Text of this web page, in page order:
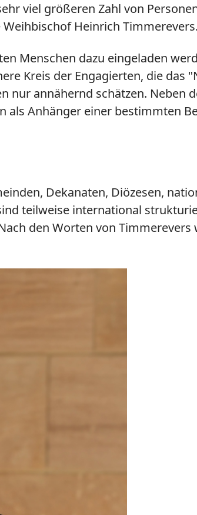
viel größeren Zahl von
Heinrich Timmerevers.
Menschen dazu eingeladen
Kreis der Engagierten, die das
nur annähernd schätzen. Neben
als Anhänger einer bestimmten
Dekanaten, Diözesen,
teilweise international
den Worten von Timmerevers